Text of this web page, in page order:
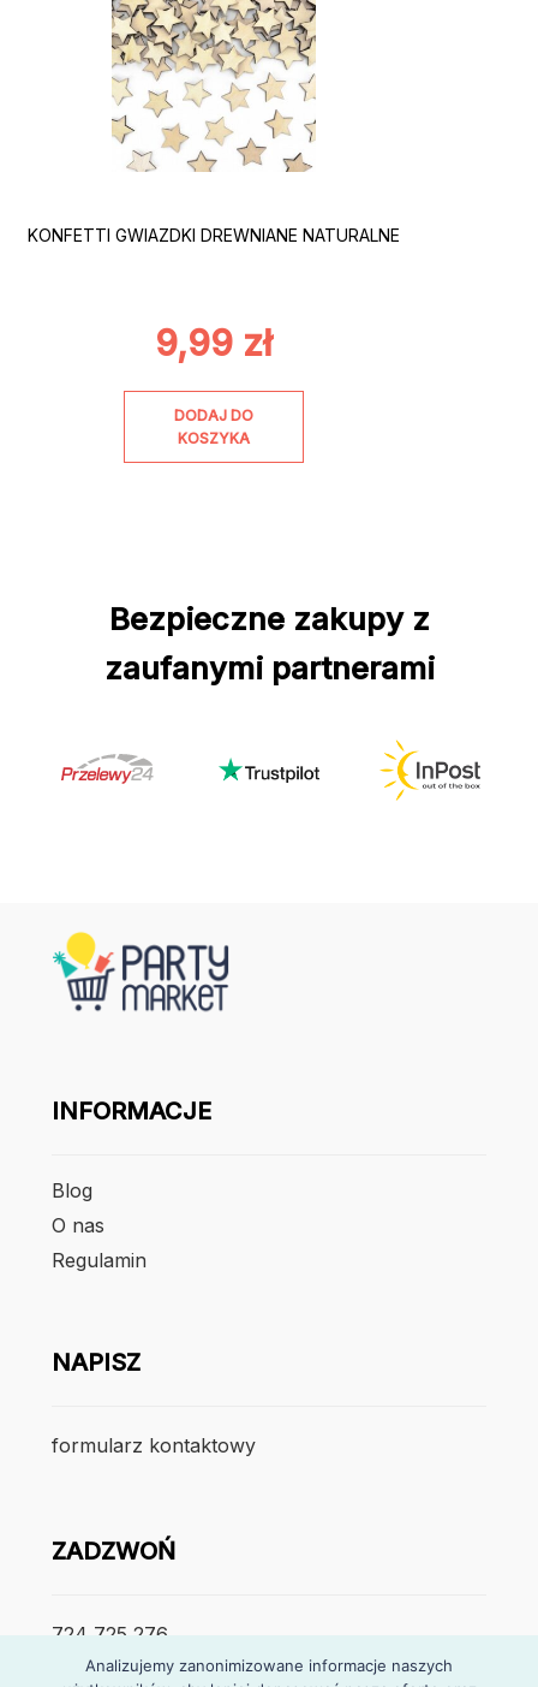
KONFETTI GWIAZDKI DREWNIANE NATURALNE
9,99 zł
DODAJ DO
KOSZYKA
Bezpieczne zakupy z
zaufanymi partnerami
INFORMACJE
Blog
O nas
Regulamin
NAPISZ
formularz kontaktowy
ZADZWOŃ
724 725 276
Analizujemy zanonimizowane informacje naszych